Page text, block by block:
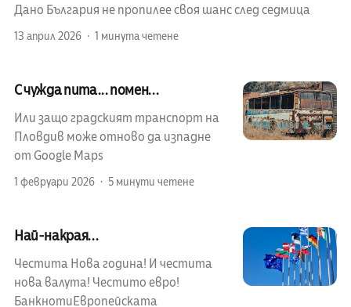
Дано България не пропилее своя шанс след седмица
13 април 2026 1 минута четене
С чужда пита... помен...
Или защо градският транспорт на
Пловдив може отново да изпадне
от Google Maps
1 февруари 2026 5 минути четене
Най-накрая...
Честита Нова година! И честита
нова валута! Честито евро!
БанкнотиЕвропейската